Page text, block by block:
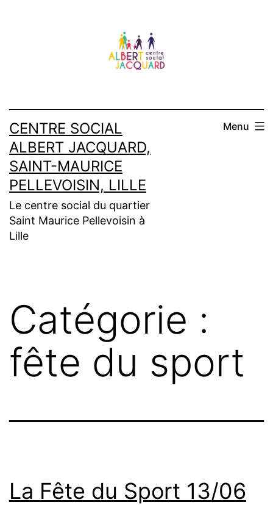
CENTRE SOCIAL
ALBERT JACQUARD,
SAINT-MAURICE
PELLEVOISIN, LILLE
Le centre social du quartier
Saint Maurice Pellevoisin à
Lille
Menu
Catégorie :
fête du sport
La Fête du Sport 13/06